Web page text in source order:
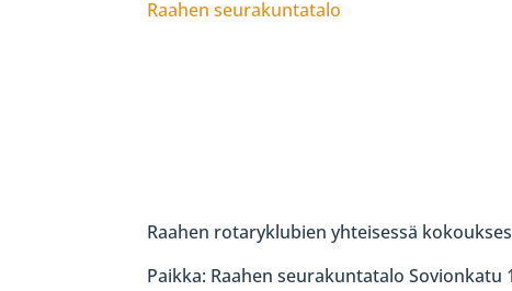
Raahen seurakuntatalo
Raahen rotaryklubien yhteisessä
Paikka: Raahen seurakuntatalo Sovionkatu